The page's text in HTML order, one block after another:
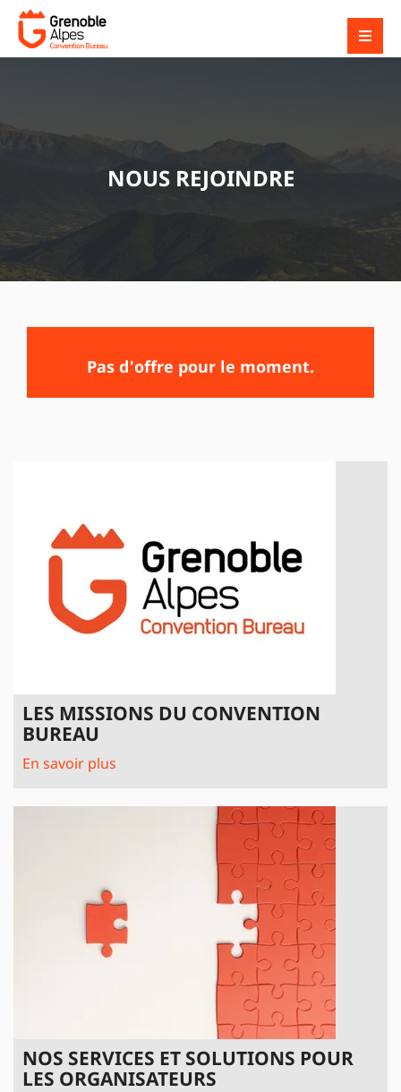
NOUS REJOINDRE
Pas d'offre pour le moment.
LES MISSIONS DU CONVENTION
BUREAU
En savoir plus
NOS SERVICES ET SOLUTIONS POUR
LES ORGANISATEURS